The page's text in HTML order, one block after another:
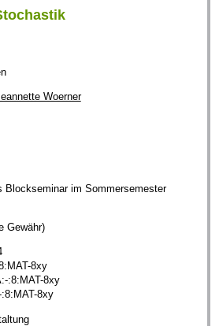
Woerner
Blockseminar im Sommersemester
Gewähr)
8xy
:8:MAT-8xy
8xy